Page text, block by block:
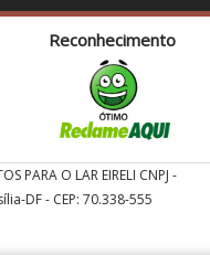
Reconhecimento
PARA O LAR EIRELI CNPJ -
DF - CEP: 70.338-555